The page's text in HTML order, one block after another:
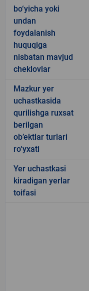
bo‘yicha yoki
undan
foydalanish
huquqiga
nisbatan mavjud
cheklovlar
Mazkur yer
uchastkasida
qurilishga ruxsat
berilgan
ob’ektlar turlari
ro‘yxati
Yer uchastkasi
kiradigan yerlar
toifasi